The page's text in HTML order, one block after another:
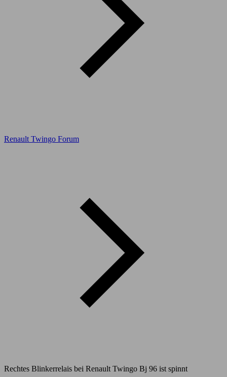
Renault Twingo Forum
Rechtes Blinkerrelais bei Renault Twingo Bj 96 ist spinnt